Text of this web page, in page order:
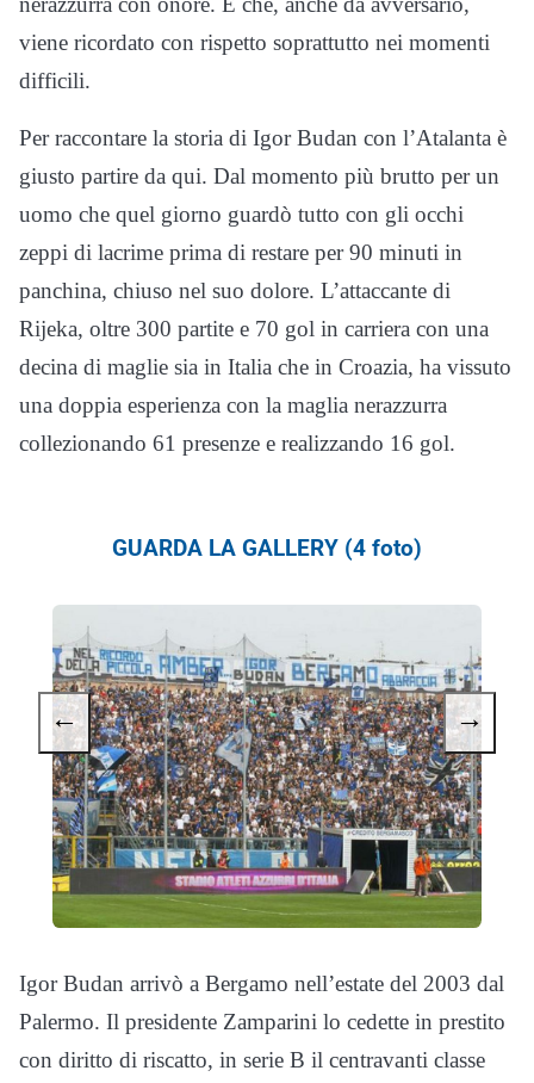
viene ricordato con rispetto soprattutto nei momenti
difficili.
Per raccontare la storia di Igor Budan con l’Atalanta è
giusto partire da qui. Dal momento più brutto per un
uomo che quel giorno guardò tutto con gli occhi
zeppi di lacrime prima di restare per 90 minuti in
panchina, chiuso nel suo dolore. L’attaccante di
Rijeka, oltre 300 partite e 70 gol in carriera con una
decina di maglie sia in Italia che in Croazia, ha vissuto
una doppia esperienza con la maglia nerazzurra
collezionando 61 presenze e realizzando 16 gol.
GUARDA LA GALLERY (4 foto)
← →
Igor Budan arrivò a Bergamo nell’estate del 2003 dal
Palermo. Il presidente Zamparini lo cedette in prestito
con diritto di riscatto, in serie B il centravanti classe